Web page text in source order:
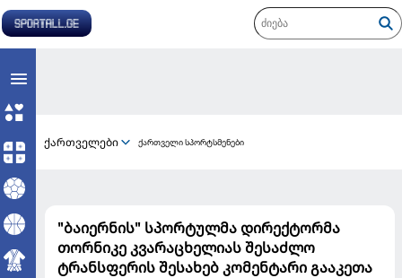
ქართველები ქართველი სპორტსმენები
"ბაიერნის" სპორტულმა დირექტორმა
თორნიკე კვარაცხელიას შესაძლო
ტრანსფერის შესახებ კომენტარი გააკეთა